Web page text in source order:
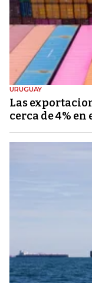
URUGUAY
Las
cerca de 4% en